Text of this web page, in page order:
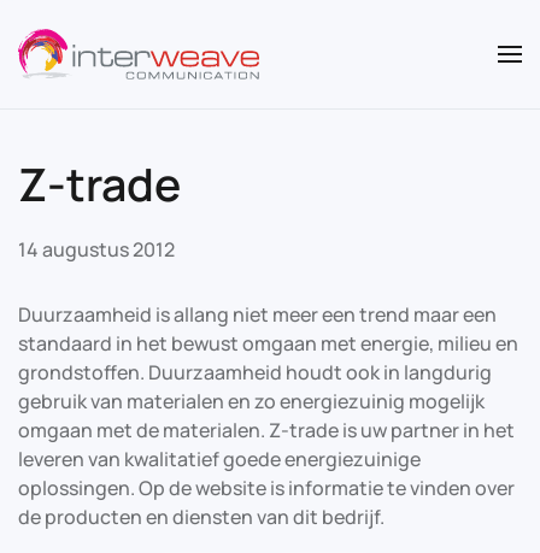
Overslaan en naar de inhoud gaan
Z-trade
14 augustus 2012
Duurzaamheid is allang niet meer een trend maar een
standaard in het bewust omgaan met energie, milieu en
grondstoffen. Duurzaamheid houdt ook in langdurig
gebruik van materialen en zo energiezuinig mogelijk
omgaan met de materialen. Z-trade is uw partner in het
leveren van kwalitatief goede energiezuinige
oplossingen. Op de website is informatie te vinden over
de producten en diensten van dit bedrijf.